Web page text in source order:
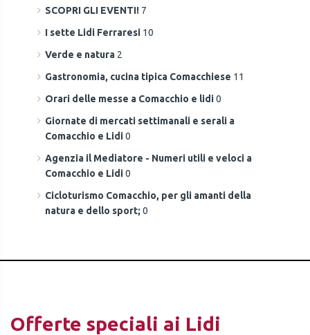
SCOPRI GLI EVENTI! 7
I sette Lidi Ferraresi 10
Verde e natura 2
Gastronomia, cucina tipica Comacchiese 11
Orari delle messe a Comacchio e lidi0
Giornate di mercati settimanali e serali a
Comacchio e Lidi0
Agenzia il Mediatore - Numeri utili e veloci a
Comacchio e Lidi0
Cicloturismo Comacchio, per gli amanti della
natura e dello sport; 0
Offerte speciali ai Lidi